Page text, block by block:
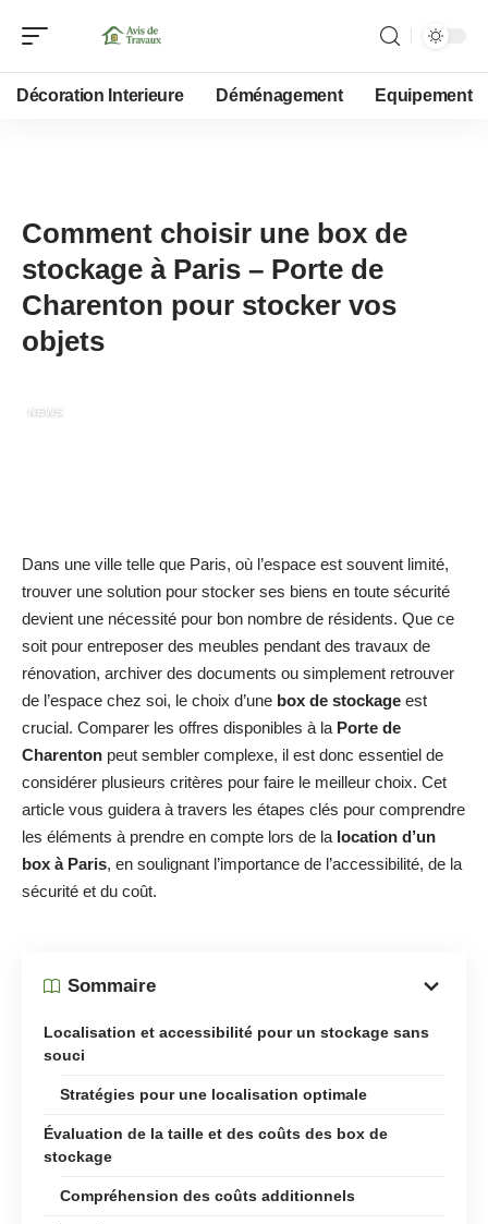
Décoration Interieure Déménagement Equipement
Comment choisir une box de
stockage à Paris – Porte de
Charenton pour stocker vos
objets
NEWS
Dans une ville telle que Paris, où l’espace est souvent limité,
trouver une solution pour stocker ses biens en toute sécurité
devient une nécessité pour bon nombre de résidents. Que ce
soit pour entreposer des meubles pendant des travaux de
rénovation, archiver des documents ou simplement retrouver
de l’espace chez soi, le choix d’une box de stockage est
crucial. Comparer les offres disponibles à la Porte de
Charenton peut sembler complexe, il est donc essentiel de
considérer plusieurs critères pour faire le meilleur choix. Cet
article vous guidera à travers les étapes clés pour comprendre
les éléments à prendre en compte lors de la location d’un
box à Paris, en soulignant l’importance de l’accessibilité, de la
sécurité et du coût.
Sommaire
Localisation et accessibilité pour un stockage sans
souci
Stratégies pour une localisation optimale
Évaluation de la taille et des coûts des box de
stockage
Compréhension des coûts additionnels